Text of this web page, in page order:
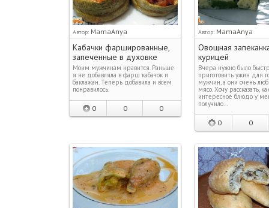
Автор: MamaAnya
Кабачки фаршированные,
запеченные в духовке
Моим мужчинам нравится. Раньше
я не добавляла в фарш кабачок и
баклажан. Теперь добавила и всем
понравилось.
0 0 0
Автор: MamaAnya
Овощная
курицей
Вчера нужно было
приготовить ужин для
мужчин, а они очень
мясо. Хочу рассказать,
интересное блюдо у
получило…
0 0